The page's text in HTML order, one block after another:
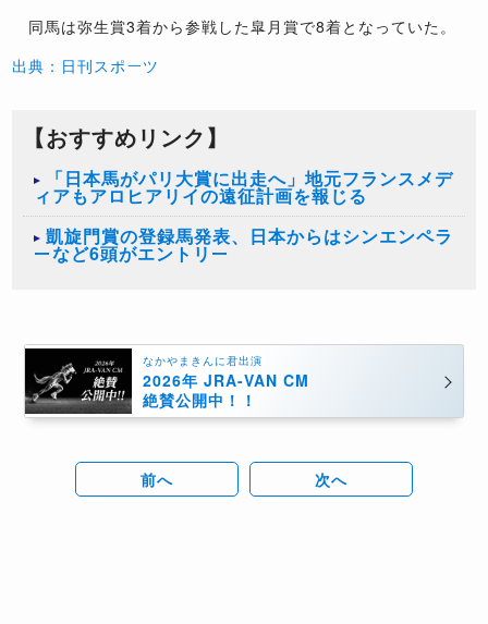
同馬は弥生賞3着から参戦した皐月賞で8着となっていた。
出典：日刊スポーツ
【おすすめリンク】
「日本馬がパリ大賞に出走へ」地元フランスメデ
ィアもアロヒアリイの遠征計画を報じる
凱旋門賞の登録馬発表、日本からはシンエンペラ
ーなど6頭がエントリー
なかやまきんに君出演
2026年 JRA-VAN CM
絶賛公開中！！
前へ 次へ